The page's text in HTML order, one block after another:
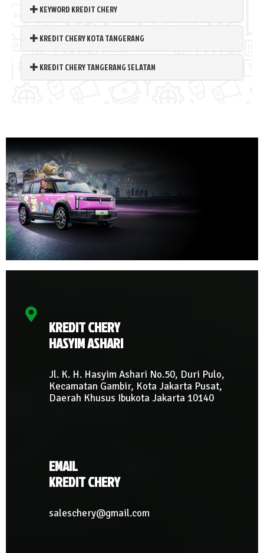
KEYWORD KREDIT CHERY
KREDIT CHERY KOTA TANGERANG
KREDIT CHERY TANGERANG SELATAN
KREDIT CHERY
HASYIM ASHARI
Jl. K. H. Hasyim Ashari No.50, Duri Pulo,
Kecamatan Gambir, Kota Jakarta Pusat,
Daerah Khusus Ibukota Jakarta 10140
EMAIL
KREDIT CHERY
saleschery@gmail.com